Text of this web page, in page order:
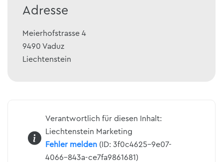
Adresse
Meierhofstrasse 4
9490 Vaduz
Liechtenstein
Verantwortlich für diesen Inhalt:
Liechtenstein Marketing
Fehler melden (ID: 3f0c4625-9e07-
4066-843a-ce7fa9861681)